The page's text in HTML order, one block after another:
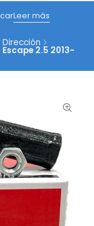
Leer más
2.5 2013-